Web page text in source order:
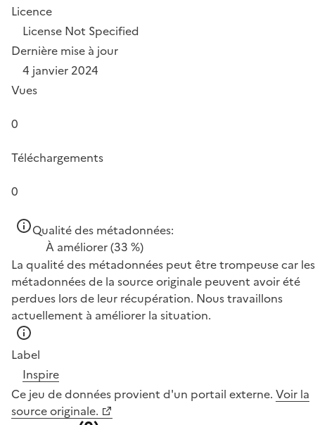
Licence
License Not Specified
Dernière mise à jour
4 janvier 2024
Vues
0
Téléchargements
0
Qualité des métadonnées:
À améliorer(33 %)
La qualité des métadonnées peut être trompeuse car les
métadonnées de la source originale peuvent avoir été
perdues lors de leur récupération. Nous travaillons
actuellement à améliorer la situation.
Label
Inspire
Ce jeu de données provient d'un portail externe. Voir la
source originale.